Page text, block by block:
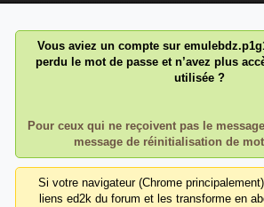
Vous aviez un compte sur
perdu le mot de passe et n’avez plus
utilisée ?
Pour ceux qui ne reçoivent pas le
message de réinitialisation de
Si votre navigateur (Chrome
liens ed2k du forum et les transforme en